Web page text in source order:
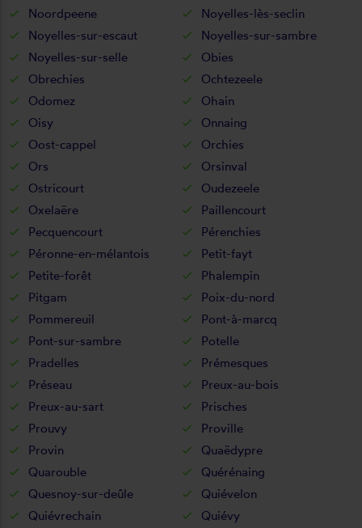
Noordpeene
Noyelles-lès-seclin
Noyelles-sur-escaut
Noyelles-sur-sambre
Noyelles-sur-selle
Obies
Obrechies
Ochtezeele
Odomez
Ohain
Oisy
Onnaing
Oost-cappel
Orchies
Ors
Orsinval
Ostricourt
Oudezeele
Oxelaëre
Paillencourt
Pecquencourt
Pérenchies
Péronne-en-mélantois
Petit-fayt
Petite-forêt
Phalempin
Pitgam
Poix-du-nord
Pommereuil
Pont-à-marcq
Pont-sur-sambre
Potelle
Pradelles
Prémesques
Préseau
Preux-au-bois
Preux-au-sart
Prisches
Prouvy
Proville
Provin
Quaëdypre
Quarouble
Quérénaing
Quesnoy-sur-deûle
Quiévelon
Quiévrechain
Quiévy